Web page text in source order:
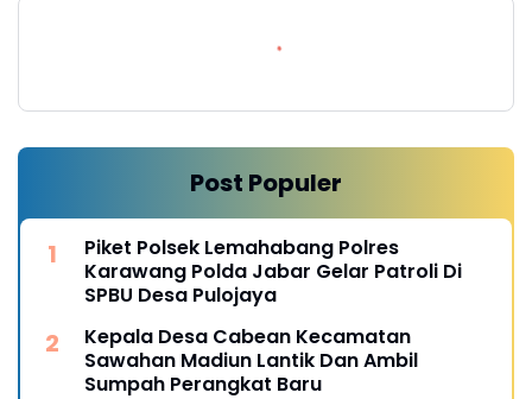
Post Populer
Piket Polsek Lemahabang Polres
Karawang Polda Jabar Gelar Patroli Di
SPBU Desa Pulojaya
Kepala Desa Cabean Kecamatan
Sawahan Madiun Lantik Dan Ambil
Sumpah Perangkat Baru